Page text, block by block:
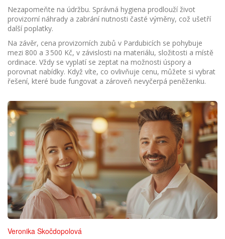
Nezapomeňte na údržbu. Správná hygiena prodlouží život
provizorní náhrady a zabrání nutnosti časté výměny, což ušetří
další poplatky.
Na závěr, cena provizorních zubů v Pardubicích se pohybuje
mezi 800 a 3 500 Kč, v závislosti na materiálu, složitosti a místě
ordinace. Vždy se vyplatí se zeptat na možnosti úspory a
porovnat nabídky. Když víte, co ovlivňuje cenu, můžete si vybrat
řešení, které bude fungovat a zároveň nevyčerpá peněženku.
Veronika Skočdopolová